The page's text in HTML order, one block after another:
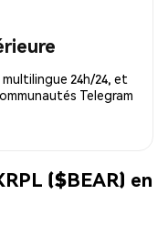
24h/24, et
Telegram
($BEAR) en